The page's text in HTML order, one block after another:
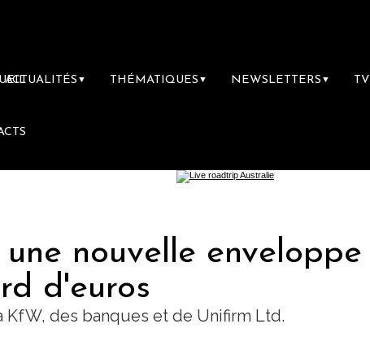
ACTUALITÉS ▼ THÉMATIQUES ▼ NEWSLETTERS ▼ TV
nouvelle enveloppe
d'euros
des banques et de Unifirm Ltd.